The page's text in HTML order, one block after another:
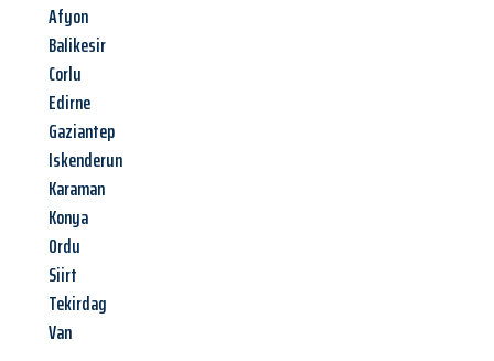
Afyon
Balikesir
Corlu
Edirne
Gaziantep
Iskenderun
Karaman
Konya
Ordu
Siirt
Tekirdag
Van